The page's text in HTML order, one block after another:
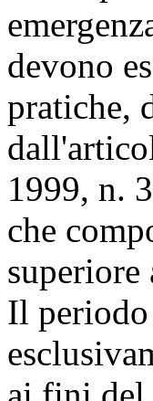
devono
pratiche,
1999, n.
che
superiore
Il